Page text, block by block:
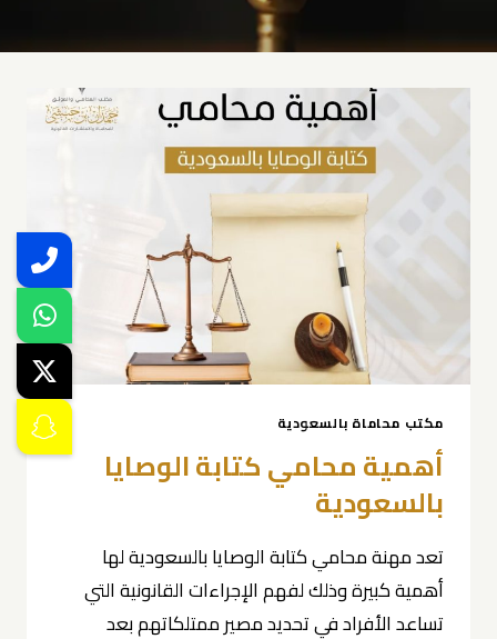
مكتب محاماة بالسعودية
أهمية محامي كتابة الوصايا
بالسعودية
تعد مهنة محامي كتابة الوصايا بالسعودية لها
أهمية كبيرة وذلك لفهم الإجراءات القانونية التي
تساعد الأفراد في تحديد مصير ممتلكاتهم بعد